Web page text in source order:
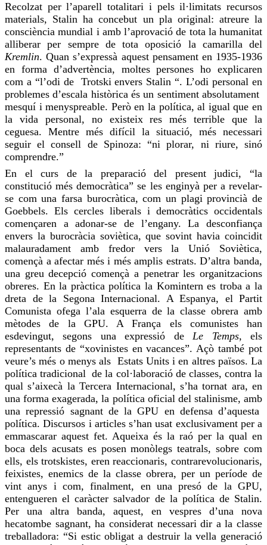
Recolzat per l’aparell totalitari i pels il·limitats recursos
materials, Stalin ha concebut un pla original: atreure la
consciència mundial i amb l’aprovació de tota la humanitat
alliberar per sempre de tota oposició la camarilla del
Kremlin. Quan s’expressà aquest pensament en 1935-1936
en forma d’advertència, moltes personesho explicaren
com a “l’odi de Trotskienvers Stalin “. L’odi personal en
problemes d’escala històrica és un sentiment absolutament
mesquí i menyspreable. Però en la política, al igual que en
la vida personal, no existeixres més terrible que la
ceguesa. Mentre més difícil la situació, més necessari
seguir el consell de Spinoza: “ni plorar, ni riure, sinó
comprendre.”
En el curs de la preparació del present judici, “la
constitució més democràtica”se les enginyàper a revelar-
se com una farsa burocràtica, com un plagi provincià de
Goebbels. Els cercles liberals i democràtics occidentals
començaren a adonar-se de l’engany. La desconfiança
envers la burocràcia soviètica, que sovint havia coincidit
malauradament amb fredor vers la Unió Soviètica,
començà aafectar més i més amplis estrats. D’altra banda,
una greu decepció començà a penetrar les organitzacions
obreres. En la pràctica política la Kominternes troba a la
dreta de la Segona Internacional. A Espanya, el Partit
Comunista ofega l’ala esquerra de la classe obrera amb
mètodes de la GPU. A França els comunistes han
esdevingut, segons una expressió deLe Temps, els
representants de “xovinistes en vacances”. Açò també pot
veure’s més o menys als Estats Units i en altres països. La
política tradicional de la col·laboració de classes, contra la
qual s’aixecà la Tercera Internacional, s’ha tornat ara, en
una forma exagerada, la política oficial del stalinisme, amb
una repressió sagnant de laGPU en defensa d’aquesta
política. Discursos i articles s’han usat exclusivament per a
emmascarar aquest fet. Aqueixa és la raó per la qual en
boca dels acusats es posen monòlegs teatrals, sobre com
ells, els trotskistes, eren reaccionaris, contrarevolucionaris,
feixistes, enemics de la classe obrera, per un període de
vint anys i com, finalment, en una presó de la GPU,
entengueren el caràcter salvador de la política de Stalin.
Per una altra banda, aquest, en vespres d’una nova
hecatombe sagnant, ha considerat necessari dir a la classe
treballadora: “Si estic obligat a destruir la vella generació